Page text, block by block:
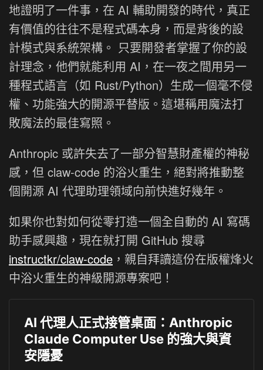
地證明了一件事，在 AI 輔助開發的時代，真正
有價值的往往不是程式碼本身，而是背後的設
計模式與系統架構。 只要開發者掌握了你的設
計理念，他們就能利用 AI，在一夜之間用另一
種程式語言（如 Rust/Python）生成一個毫不侵
權、功能強大的開源平替版。這堪稱用魔法打
敗魔法的最佳寫照。
Anthropic 或許失去了一部分智慧財產權的神秘
感，但 claw-code 的浴火重生，絕對將推動整
個開源 AI 代理助理領域向前快進好幾年。
如果你也對如何從零打造一個全自動的 AI 寫碼
助手感興趣，現在就打開 GitHub 搜尋
instructkr/claw-code ，親自拜讀這份在版權烽火
中浴火重生的神級開源專案吧！